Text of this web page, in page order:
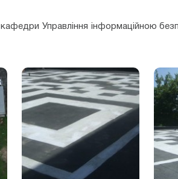
Управління інформаційною